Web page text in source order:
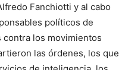
Fanchiotti y al cabo
políticos de
los movimientos
las órdenes, los que